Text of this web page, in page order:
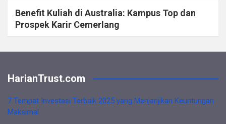
Benefit Kuliah di Australia: Kampus Top dan
Prospek Karir Cemerlang
HarianTrust.com
7 Tempat Investasi Terbaik 2025 yang Menjanjikan Keuntungan
Maksimal